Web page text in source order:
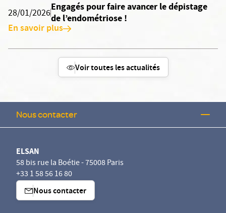
28/01/2026
Engagés pour faire avancer le dépistage
de l’endométriose !
En savoir plus
Voir toutes les actualités
Nous contacter
ELSAN
58 bis rue la Boétie - 75008 Paris
+33 1 58 56 16 80
Nous contacter